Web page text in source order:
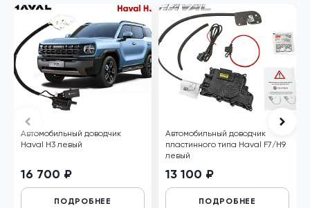
Автомобильный доводчик
Haval H3 левый
16 700 ₽
ПОДРОБНЕЕ
Автомобильный доводчик
пластинного типа Haval F7/H9
левый
13 100 ₽
ПОДРОБНЕЕ